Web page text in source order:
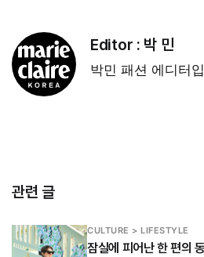
Editor : 박 민
박민 패션 에디터
관련 글
CULTURE > LIFESTYLE
잠실에 피어난 한 편의